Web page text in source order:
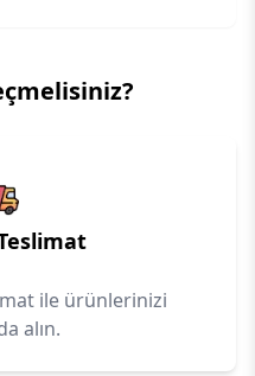
ile ürünlerinizi
alın.